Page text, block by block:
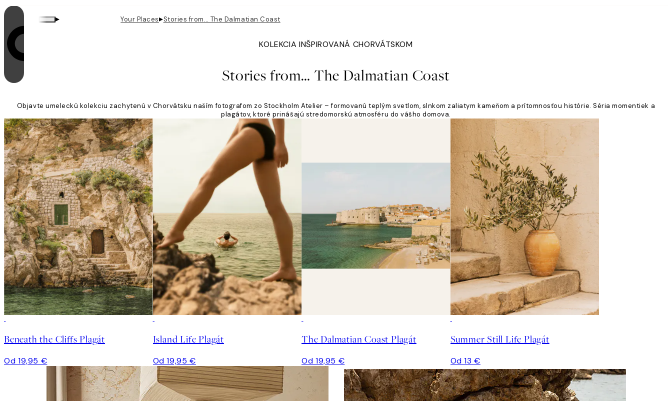
▸ Your Places▸Stories from… The Dalmatian Coast
KOLEKCIA INŠPIROVANÁ CHORVÁTSKOM
Stories from… The Dalmatian Coast
Objavte umeleckú kolekciu zachytenú v Chorvátsku naším fotografom zo Stockholm Atelier – formovanú teplým svetlom, slnkom zaliatym kameňom a prítomnosťou histórie. Séria momentiek a
plagátov, ktoré prinášajú stredomorskú atmosféru do vášho domova.
Beneath the Cliffs Plagát
Od 19,95 €
Island Life Plagát
Od 19,95 €
The Dalmatian Coast Plagát
Od 19,95 €
Summer Still Life Plagát
Od 13 €